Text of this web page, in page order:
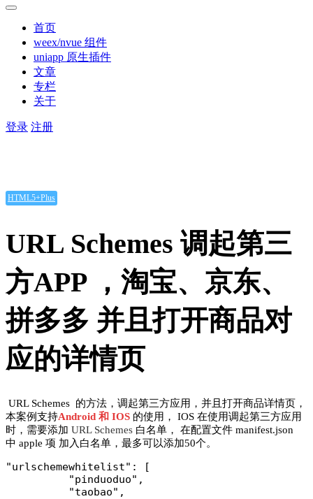
首页
weex/nvue 组件
uniapp 原生插件
文章
专栏
关于
登录 注册
HTML5+Plus
URL Schemes 调起第三
方APP ，淘宝、京东、
拼多多 并且打开商品对
应的详情页
URL Schemes 的方法，调起第三方应用，并且打开商品详情页，
本案例支持Android 和 IOS 的使用， IOS 在使用调起第三方应用
时，需要添加 URL Schemes 白名单， 在配置文件 manifest.json
中 apple 项 加入白名单，最多可以添加50个。
"urlschemewhitelist": [
"pinduoduo",
"taobao",